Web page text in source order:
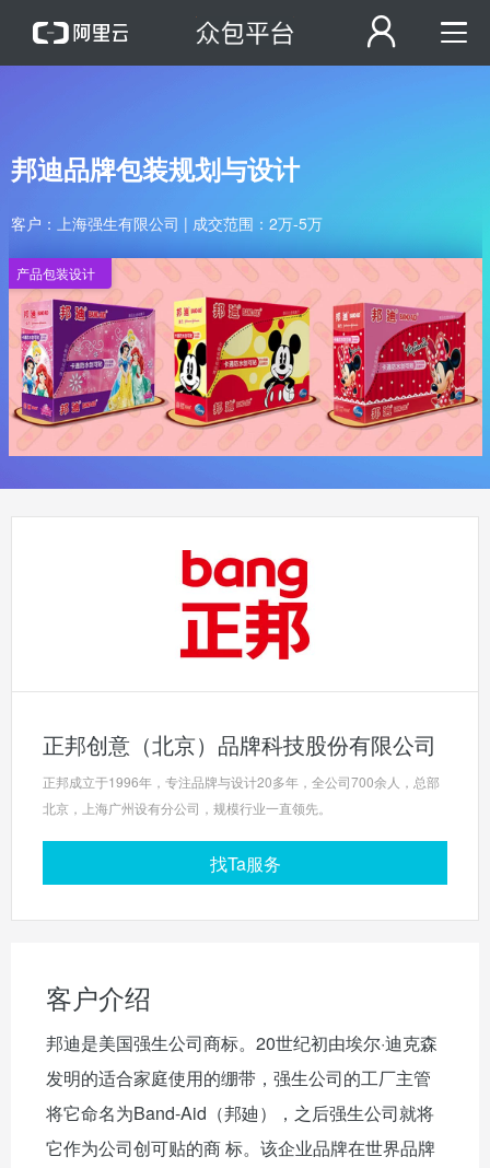
邦迪品牌包装规划与设计
客户：上海强生有限公司 | 成交范围：2万-5万
产品包装设计
正邦创意（北京）品牌科技股份有限公司
正邦成立于1996年，专注品牌与设计20多年，全公司700余人，总部
北京，上海广州设有分公司，规模行业一直领先。
找Ta服务
客户介绍
邦迪是美国强生公司商标。20世纪初由埃尔·迪克森
发明的适合家庭使用的绷带，强生公司的工厂主管
将它命名为Band-Aid（邦廸），之后强生公司就将
它作为公司创可贴的商 标。该企业品牌在世界品牌